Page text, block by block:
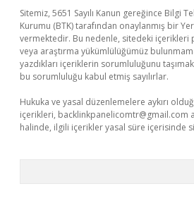
Sitemiz, 5651 Sayılı Kanun gereğince Bilgi
Kurumu (BTK) tarafından onaylanmış bir
vermektedir. Bu nedenle, sitedeki
veya araştırma yükümlülüğümüz
yazdıkları içeriklerin sorumluluğunu
bu sorumluluğu kabul etmiş sayılırlar.
Hukuka ve yasal düzenlemelere aykırı
içerikleri, backlinkpanelicomtr@gmail.com
halinde, ilgili içerikler yasal süre içerisinde